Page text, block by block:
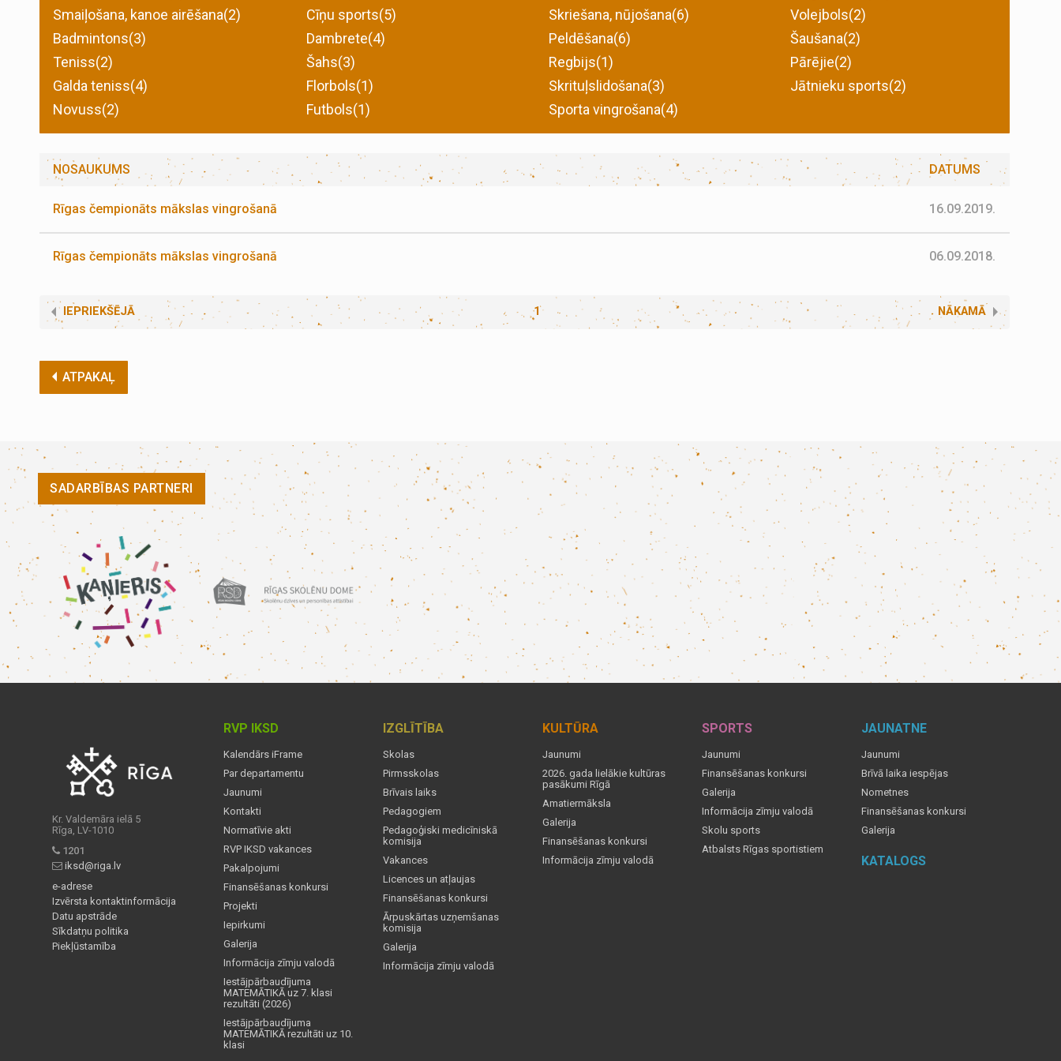
Smaiļošana, kanoe airēšana(2)
Badmintons(3)
Teniss(2)
Galda teniss(4)
Novuss(2)
Cīņu sports(5)
Dambrete(4)
Šahs(3)
Florbols(1)
Futbols(1)
Skriešana, nūjošana(6)
Peldēšana(6)
Regbijs(1)
Skrituļslidošana(3)
Sporta vingrošana(4)
Volejbols(2)
Šaušana(2)
Pārējie(2)
Jātnieku sports(2)
NOSAUKUMS DATUMS
Rīgas čempionāts mākslas vingrošanā 16.09.2019.
Rīgas čempionāts mākslas vingrošanā 06.09.2018.
IEPRIEKŠĒJĀ 1 NĀKAMĀ
ATPAKAĻ
SADARBĪBAS PARTNERI
Kr. Valdemāra ielā 5
Rīga, LV-1010
1201
iksd@riga.lv
e-adrese
Izvērsta kontaktinformācija
Datu apstrāde
Sīkdatņu politika
Piekļūstamība
RVP IKSD
Kalendārs iFrame
Par departamentu
Jaunumi
Kontakti
Normatīvie akti
RVP IKSD vakances
Pakalpojumi
Finansēšanas konkursi
Projekti
Iepirkumi
Galerija
Informācija zīmju valodā
Iestājpārbaudījuma
MATEMĀTIKĀ uz 7. klasi
rezultāti (2026)
Iestājpārbaudījuma
MATEMĀTIKĀ rezultāti uz 10.
klasi
IZGLĪTĪBA
Skolas
Pirmsskolas
Brīvais laiks
Pedagogiem
Pedagoģiski medicīniskā
komisija
Vakances
Licences un atļaujas
Finansēšanas konkursi
Ārpuskārtas uzņemšanas
komisija
Galerija
Informācija zīmju valodā
KULTŪRA
Jaunumi
2026. gada lielākie kultūras
pasākumi Rīgā
Amatiermāksla
Galerija
Finansēšanas konkursi
Informācija zīmju valodā
SPORTS
Jaunumi
Finansēšanas konkursi
Galerija
Informācija zīmju valodā
Skolu sports
Atbalsts Rīgas sportistiem
JAUNATNE
Jaunumi
Brīvā laika iespējas
Nometnes
Finansēšanas konkursi
Galerija
KATALOGS